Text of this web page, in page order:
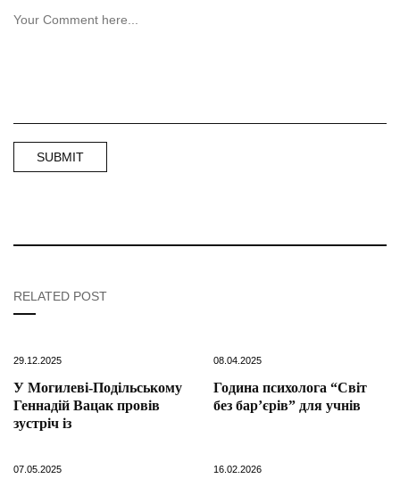
RELATED POST
29.12.2025
У Могилеві-Подільському
Геннадій Вацак провів
зустріч із
08.04.2025
Година психолога “Світ
без бар’єрів” для учнів
07.05.2025 16.02.2026